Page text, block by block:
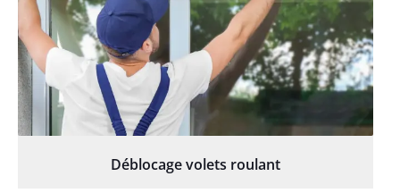
Déblocage volets roulant